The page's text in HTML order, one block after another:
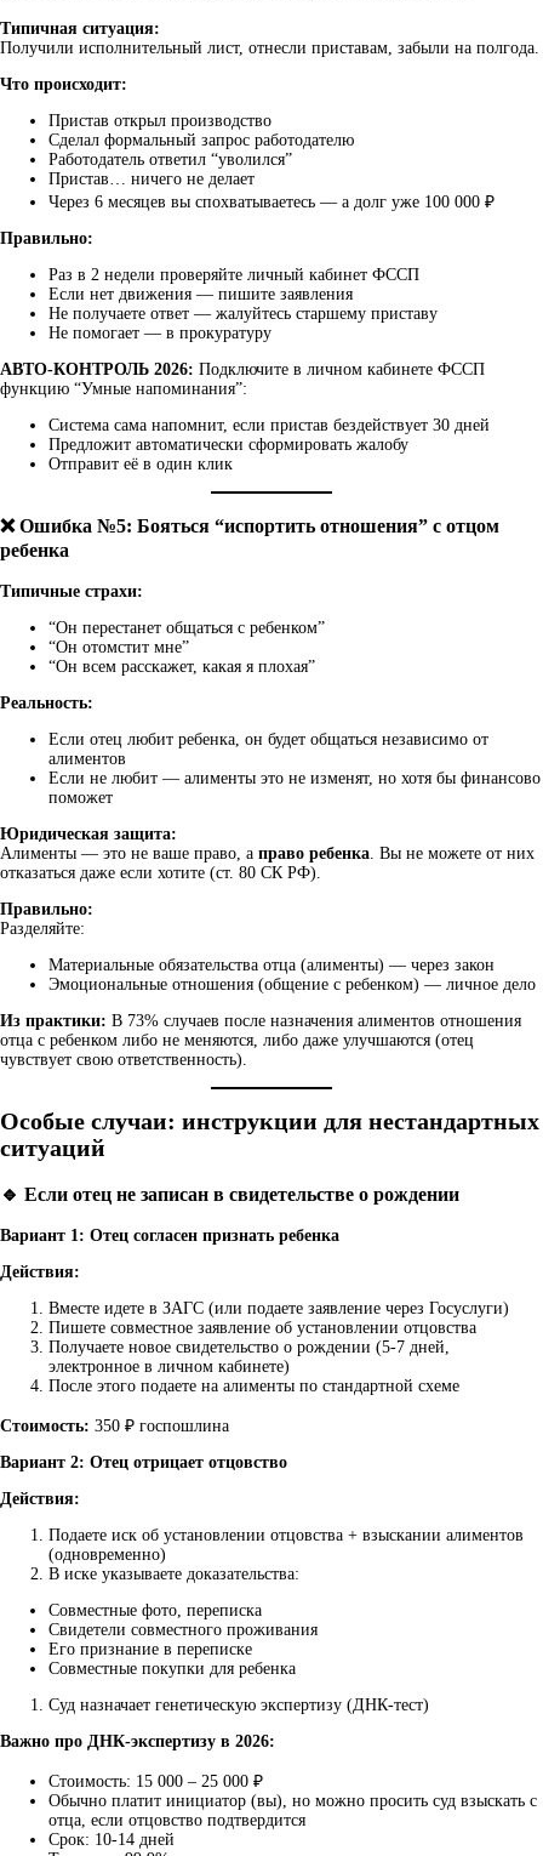
Типичная ситуация:
Получили исполнительный лист, отнесли приставам, забыли на полгода.
Что происходит:
Пристав открыл производство
Сделал формальный запрос работодателю
Работодатель ответил “уволился”
Пристав… ничего не делает
Через 6 месяцев вы спохватываетесь — а долг уже 100 000 ₽
Правильно:
Раз в 2 недели проверяйте личный кабинет ФССП
Если нет движения — пишите заявления
Не получаете ответ — жалуйтесь старшему приставу
Не помогает — в прокуратуру
АВТО-КОНТРОЛЬ 2026: Подключите в личном кабинете ФССП
функцию “Умные напоминания”:
Система сама напомнит, если пристав бездействует 30 дней
Предложит автоматически сформировать жалобу
Отправит её в один клик
❌ Ошибка №5: Бояться “испортить отношения” с отцом
ребенка
Типичные страхи:
“Он перестанет общаться с ребенком”
“Он отомстит мне”
“Он всем расскажет, какая я плохая”
Реальность:
Если отец любит ребенка, он будет общаться независимо от
алиментов
Если не любит — алименты это не изменят, но хотя бы финансово
поможет
Юридическая защита:
Алименты — это не ваше право, а право ребенка. Вы не можете от них
отказаться даже если хотите (ст. 80 СК РФ).
Правильно:
Разделяйте:
Материальные обязательства отца (алименты) — через закон
Эмоциональные отношения (общение с ребенком) — личное дело
Из практики: В 73% случаев после назначения алиментов отношения
отца с ребенком либо не меняются, либо даже улучшаются (отец
чувствует свою ответственность).
Особые случаи: инструкции для нестандартных
ситуаций
🔹 Если отец не записан в свидетельстве о рождении
Вариант 1: Отец согласен признать ребенка
Действия:
Вместе идете в ЗАГС (или подаете заявление через Госуслуги)
Пишете совместное заявление об установлении отцовства
Получаете новое свидетельство о рождении (5-7 дней,
электронное в личном кабинете)
После этого подаете на алименты по стандартной схеме
Стоимость: 350 ₽ госпошлина
Вариант 2: Отец отрицает отцовство
Действия:
Подаете иск об установлении отцовства + взыскании алиментов
(одновременно)
В иске указываете доказательства:
Совместные фото, переписка
Свидетели совместного проживания
Его признание в переписке
Совместные покупки для ребенка
Суд назначает генетическую экспертизу (ДНК-тест)
Важно про ДНК-экспертизу в 2026:
Стоимость: 15 000 – 25 000 ₽
Обычно платит инициатор (вы), но можно просить суд взыскать с
отца, если отцовство подтвердится
Срок: 10-14 дней